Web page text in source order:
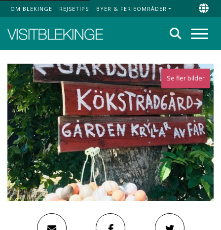
Top Menu
OM BLEKINGE REJSETIPS BYER & FERIEOMRÅDER
Søg
Se fler bilder